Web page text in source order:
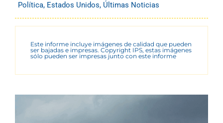
Política, Estados Unidos, Últimas Noticias
Este informe incluye imágenes de calidad que pueden
ser bajadas e impresas. Copyright IPS, estas imágenes
sólo pueden ser impresas junto con este informe